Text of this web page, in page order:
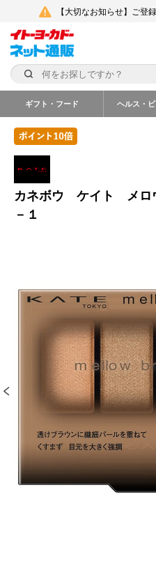
【大切なお知らせ】ご登
ギフト・フード ヘルス・
カネボウ ケイト メロ
－１